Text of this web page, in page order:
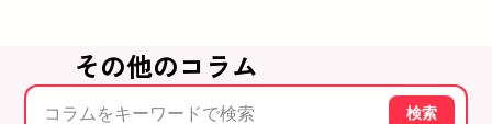
その他のコラム
検索